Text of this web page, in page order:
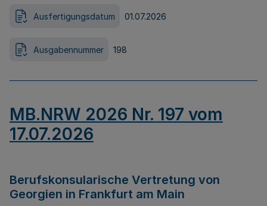
Ausfertigungsdatum 01.07.2026
Ausgabennummer 198
MB.NRW 2026 Nr. 197 vom
17.07.2026
Berufskonsularische Vertretung von
Georgien in Frankfurt am Main